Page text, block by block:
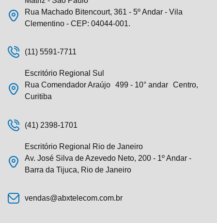
Rua Machado Bitencourt, 361 - 5º Andar - Vila
Clementino - CEP: 04044-001.
(11) 5591-7711
Escritório Regional Sul
Rua Comendador Araújo 499 - 10° andar Centro,
Curitiba
(41) 2398-1701
Escritório Regional Rio de Janeiro
Av. José Silva de Azevedo Neto, 200 - 1º Andar -
Barra da Tijuca, Rio de Janeiro
vendas@abxtelecom.com.br